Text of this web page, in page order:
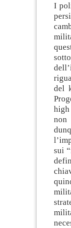
I
del
non
sui